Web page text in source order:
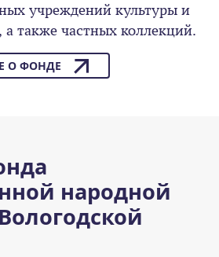
учреждений культуры и
а также частных коллекций.
О ФОНДЕ
народной